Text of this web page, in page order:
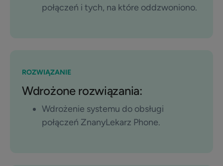
połączeń i tych, na które oddzwoniono.
ROZWIĄZANIE
Wdrożone rozwiązania:
Wdrożenie systemu do obsługi
połączeń ZnanyLekarz Phone.